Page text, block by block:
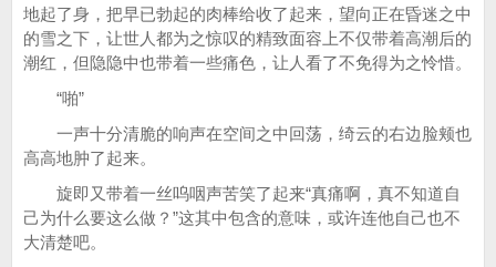
地起了身，把早已勃起的肉棒给收了起来，望向正在昏迷之中
的雪之下，让世人都为之惊叹的精致面容上不仅带着高潮后的
潮红，但隐隐中也带着一些痛色，让人看了不免得为之怜惜。
“啪”
一声十分清脆的响声在空间之中回荡，绮云的右边脸颊也
高高地肿了起来。
旋即又带着一丝呜咽声苦笑了起来“真痛啊，真不知道自
己为什么要这么做？”这其中包含的意味，或许连他自己也不
大清楚吧。